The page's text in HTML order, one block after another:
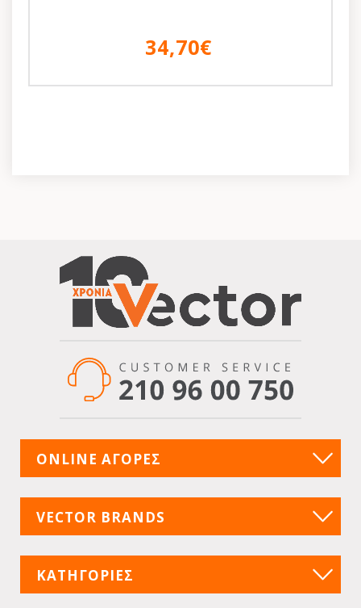
34,70€
ONLINE ΑΓΟΡΕΣ
VECTOR BRANDS
ΚΑΤΗΓΟΡΙΕΣ